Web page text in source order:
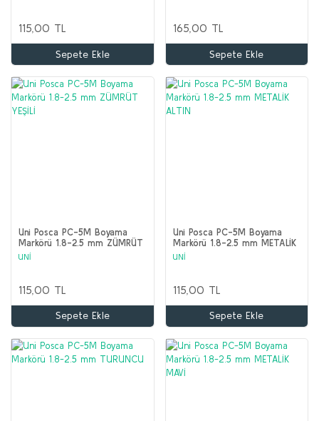
115,00 TL
Sepete Ekle
165,00 TL
Sepete Ekle
Uni Posca PC-5M Boyama
Markörü 1.8-2.5 mm ZÜMRÜT
YEŞİLİ
UNİ
115,00 TL
Sepete Ekle
Uni Posca PC-5M Boyama
Markörü 1.8-2.5 mm METALİK
ALTIN
UNİ
115,00 TL
Sepete Ekle